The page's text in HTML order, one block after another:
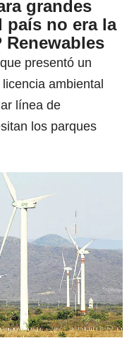
grandes
país no era la
Renewables
presentó un
ambiental
línea de
los parques